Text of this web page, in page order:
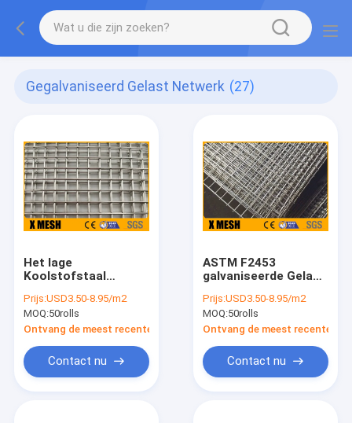
Gegalvaniseerd Gelast Netwerk (27)
Het lage
Koolstofstaal
Netwerk
Prijs:USD3.50-8.95/m2
MOQ:50rolls
Ontvang de meest recente Prijs
Contact nu
ASTM F2453
galvaniseerde Gelast
Prijs:USD3.50-8.95/m2
MOQ:50rolls
Ontvang de meest recente
Contact nu